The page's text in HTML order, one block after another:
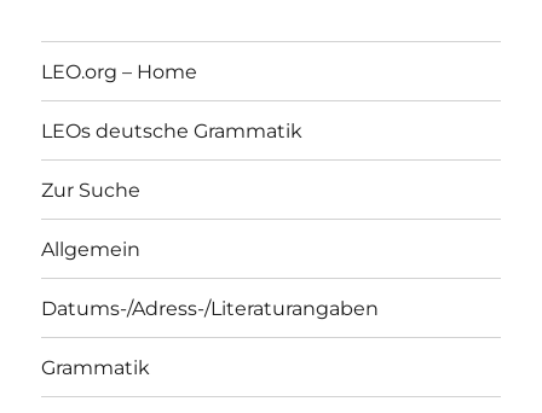
LEO.org – Home
LEOs deutsche Grammatik
Zur Suche
Allgemein
Datums-/Adress-/Literaturangaben
Grammatik